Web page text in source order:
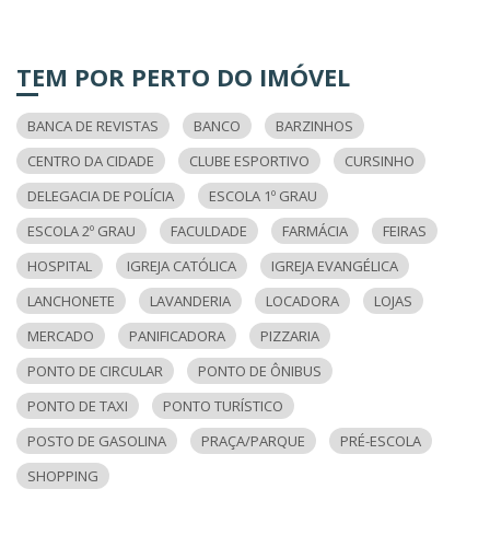
TEM POR PERTO DO IMÓVEL
BANCA DE REVISTAS BANCO
BARZINHOS
CENTRO DA CIDADE
CLUBE ESPORTIVO
CURSINHO
DELEGACIA DE POLÍCIA
ESCOLA 1º GRAU
ESCOLA 2º GRAU
FACULDADE FARMÁCIA
FEIRAS
HOSPITAL
IGREJA CATÓLICA
IGREJA EVANGÉLICA
LANCHONETE
LAVANDERIA LOCADORA
LOJAS
MERCADO
PANIFICADORA
PIZZARIA
PONTO DE CIRCULAR
PONTO DE ÔNIBUS
PONTO DE TAXI
PONTO TURÍSTICO
POSTO DE GASOLINA
PRAÇA/PARQUE
PRÉ-ESCOLA
SHOPPING